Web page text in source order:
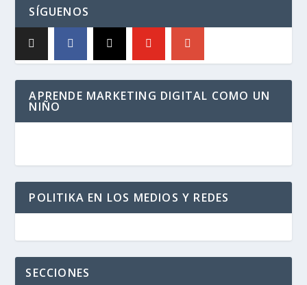
SÍGUENOS
APRENDE MARKETING DIGITAL COMO UN
NIÑO
POLITIKA EN LOS MEDIOS Y REDES
SECCIONES